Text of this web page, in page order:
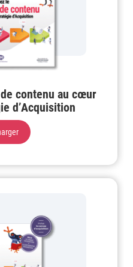
contenu au cœur
d’Acquisition